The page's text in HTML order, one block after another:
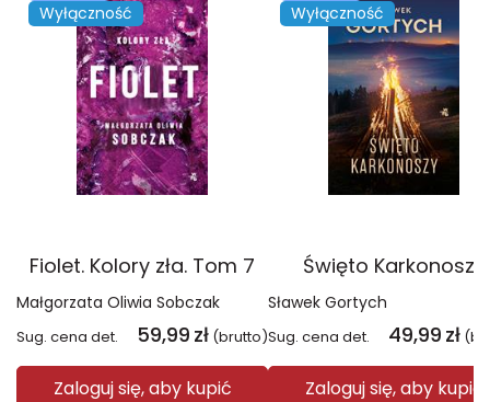
Wyłączność
Fiolet. Kolory zła. Tom 7
Małgorzata Oliwia Sobczak
Sug. cena det. 59,99 zł (brutto)
Zaloguj się, aby kupić
Wyłączność
Święto Karkonoszy
Sławek Gortych
Sug. cena det. 49,99 zł
Zaloguj się, aby kupić